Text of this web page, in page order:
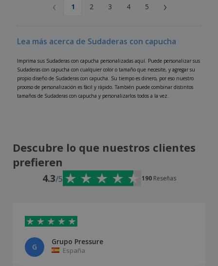
‹ 1 2 3 4 5 ›
Lea más acerca de Sudaderas con capucha
Imprima sus Sudaderas con capucha personalizadas aquí. Puede personalizar sus
Sudaderas con capucha con cualquier color o tamaño que necesite, y agregar su
propio diseño de Sudaderas con capucha. Su tiempo es dinero, por eso nuestro
proceso de personalización es fácil y rápido. También puede combinar distintos
tamaños de Sudaderas con capucha y personalizarlos todos a la vez.
Descubre lo que nuestros clientes
prefieren
4.3/5 190 Reseñas
G
Grupo Pressure
España